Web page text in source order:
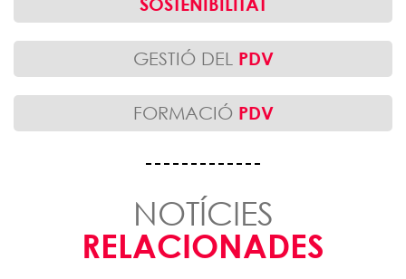
GESTIÓ DEL PDV
FORMACIÓ PDV
NOTÍCIES
RELACIONADES